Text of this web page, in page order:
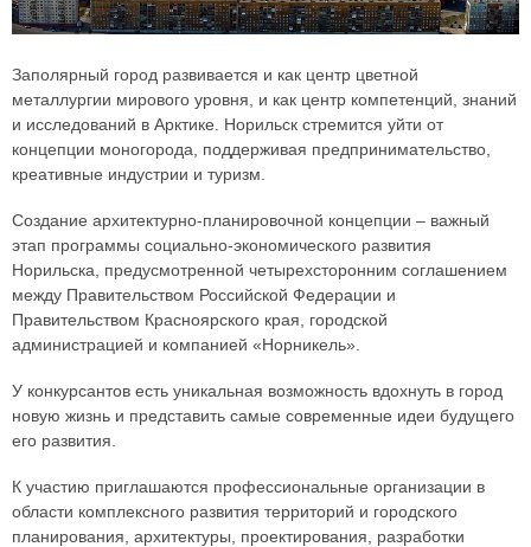
Заполярный город развивается и как центр цветной
металлургии мирового уровня, и как центр компетенций, знаний
и исследований в Арктике. Норильск стремится уйти от
концепции моногорода, поддерживая предпринимательство,
креативные индустрии и туризм.
Создание архитектурно-планировочной концепции – важный
этап программы социально-экономического развития
Норильска, предусмотренной четырехсторонним соглашением
между Правительством Российской Федерации и
Правительством Красноярского края, городской
администрацией и компанией «Норникель».
У конкурсантов есть уникальная возможность вдохнуть в город
новую жизнь и представить самые современные идеи будущего
его развития.
К участию приглашаются профессиональные организации в
области комплексного развития территорий и городского
планирования, архитектуры, проектирования, разработки